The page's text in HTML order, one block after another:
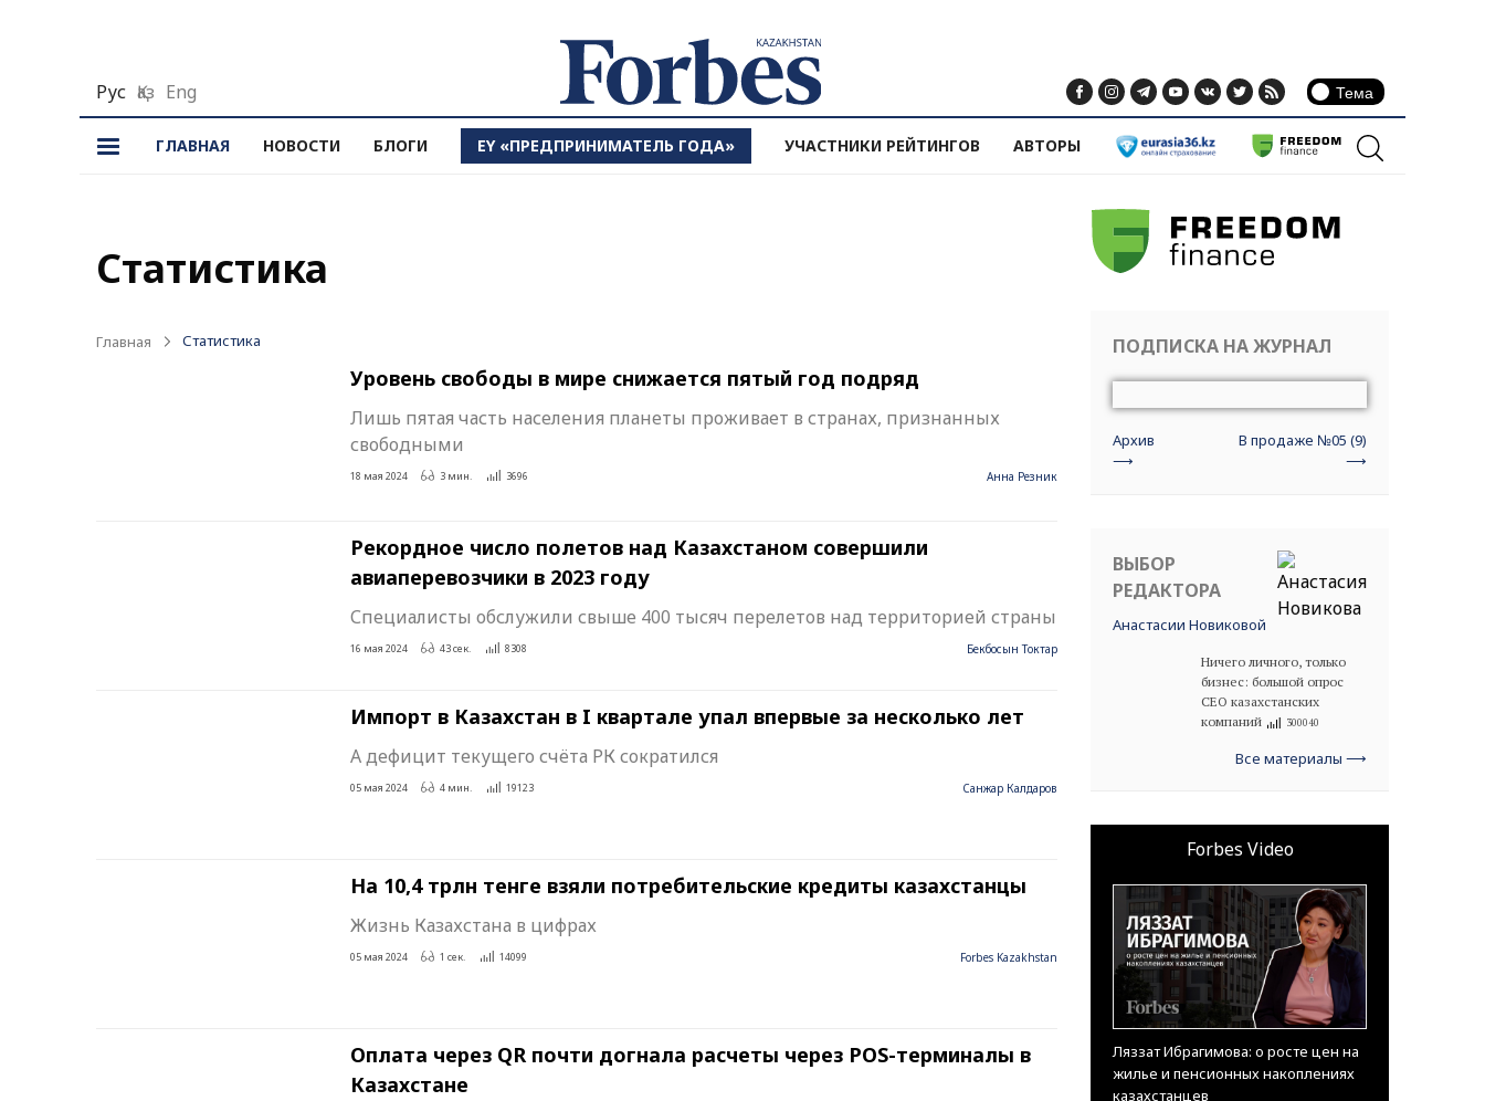
Рус Қаз Eng
ГЛАВНАЯ НОВОСТИ БЛОГИ EY «ПРЕДПРИНИМАТЕЛЬ ГОДА» УЧАСТНИКИ РЕЙТИНГОВ АВТОРЫ
Статистика
Главная Статистика
Уровень свободы в мире снижается пятый год подряд
Лишь пятая часть населения планеты проживает в странах, признанных
свободными
Анна Резник
18 мая 2024 3 мин. 3696
Рекордное число полетов над Казахстаном совершили
авиаперевозчики в 2023 году
Специалисты обслужили свыше 400 тысяч перелетов над территорией страны
Бекбосын Токтар
16 мая 2024 43 сек. 8308
Импорт в Казахстан в I квартале упал впервые за несколько лет
А дефицит текущего счёта РК сократился
Санжар Калдаров
05 мая 2024 4 мин. 19123
На 10,4 трлн тенге взяли потребительские кредиты казахстанцы
Жизнь Казахстана в цифрах
Forbes Kazakhstan
05 мая 2024 1 сек. 14099
Оплата через QR почти догнала расчеты через POS-терминалы в
Казахстане
ПОДПИСКА НА ЖУРНАЛ
Архив
⟶
В продаже №05 (9)
⟶
ВЫБОР
РЕДАКТОРА
Анастасии Новиковой
Ничего личного, только
бизнес: большой опрос
CEO казахстанских
компаний
300040
Все материалы ⟶
Forbes Video
Ляззат Ибрагимова: о росте цен на
жилье и пенсионных накоплениях
казахстанцев
ОСНОВНЫЕ РУБРИКИ
Актуально
Статистика
Forbes Рейтинг
Архив номеров
МЕДИА
Новости
Блоги
Архив материалов
ИНФОРМАЦИЯ
Контакты
Редакция сайта
Реклама на сайте
материалов
© 2018 Forbes.com LLC™ All Rights Reserved Создано в INTERATTIVA